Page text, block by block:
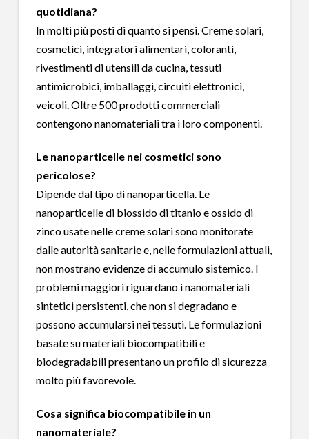
quotidiana?
In molti più posti di quanto si pensi. Creme solari,
cosmetici, integratori alimentari, coloranti,
rivestimenti di utensili da cucina, tessuti
antimicrobici, imballaggi, circuiti elettronici,
veicoli. Oltre 500 prodotti commerciali
contengono nanomateriali tra i loro componenti.
Le nanoparticelle nei cosmetici sono
pericolose?
Dipende dal tipo di nanoparticella. Le
nanoparticelle di biossido di titanio e ossido di
zinco usate nelle creme solari sono monitorate
dalle autorità sanitarie e, nelle formulazioni attuali,
non mostrano evidenze di accumulo sistemico. I
problemi maggiori riguardano i nanomateriali
sintetici persistenti, che non si degradano e
possono accumularsi nei tessuti. Le formulazioni
basate su materiali biocompatibili e
biodegradabili presentano un profilo di sicurezza
molto più favorevole.
Cosa significa biocompatibile in un
nanomateriale?